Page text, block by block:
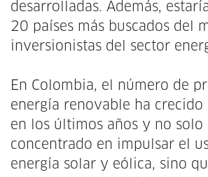
desarrolladas. Además,
20 países más buscados del
inversionistas del sector
En Colombia, el número de
energía renovable ha crecido
en los últimos años y no solo
concentrado en impulsar el
energía solar y eólica, sino